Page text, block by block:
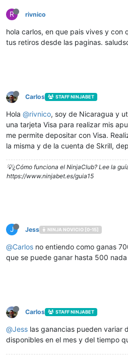
R rivnico
hola carlos, en que pais vives y con
tus retiros desde las paginas.
Carlos STAFF NINJABET
Hola @rivnico, soy de Nicaragua y
una tarjeta Visa para realizar mis
me permite depositar con Visa.
la misma y de la cuenta de Skrill,
💡¿Cómo funciona el NinjaClub? Lee la
https://www.ninjabet.es/guia15
J Jess NINJA NOVICIO [0-15]
@Carlos no entiendo como ganas
que se puede ganar hasta 500 nada
Carlos STAFF NINJABET
@Jess las ganancias pueden variar
disponibles en el mes y del tiempo